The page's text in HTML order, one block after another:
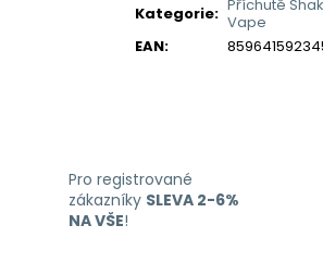
Kategorie: Příchutě
Vape
EAN:
Pro registrované
zákazníky SLEVA 2-6%
NA VŠE!